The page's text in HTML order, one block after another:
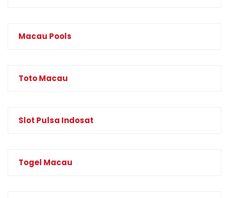
Macau Pools
Toto Macau
Slot Pulsa Indosat
Togel Macau